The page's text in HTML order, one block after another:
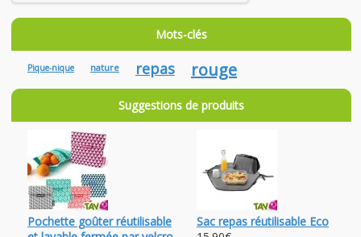
Mots-clés
Pique-nique nature repas rouge
Suggestions de produits
Pochette goûter réutilisable
Sac repas réutilisable Eco